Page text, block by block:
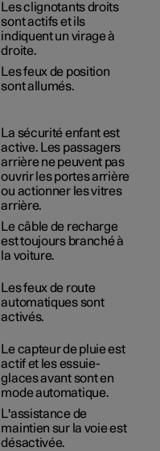
Les clignotants droits
sont actifs et ils
indiquent un virage à
droite.
Les feux de position
sont allumés.
La sécurité enfant est
active. Les passagers
arrière ne peuvent pas
ouvrir les portes arrière
ou actionner les vitres
arrière.
Le câble de recharge
est toujours branché à
la voiture.
Les feux de route
automatiques sont
activés.
Le capteur de pluie est
actif et les essuie-
glaces avant sont en
mode automatique.
L'assistance de
maintien sur la voie est
désactivée.